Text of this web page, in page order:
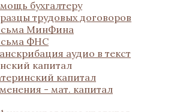
бухгалтеру
трудовых договоров
МинФина
ФНС
аудио в текст
капитал
капитал
- мат. капитал